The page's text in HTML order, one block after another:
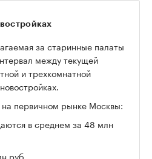
за старинные палаты
между текущей
и трехкомнатной
первичном рынке Москвы:
в среднем за 48 млн
руб.